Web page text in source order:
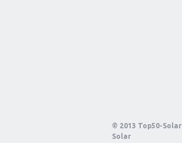
© 2013 Top50-Solar
Solar